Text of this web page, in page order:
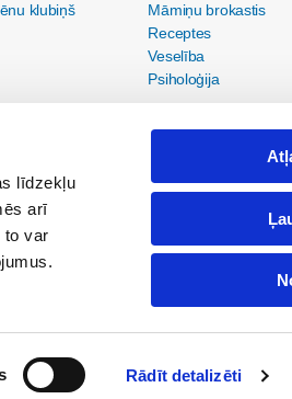
līdzekļu
arī
to var
Rādīt detalizēti
klubiņš
Māmiņu brokastis
Receptes
Veselība
Psiholoģija
Mamyciuklubas.lt Emmedeklubi.ee